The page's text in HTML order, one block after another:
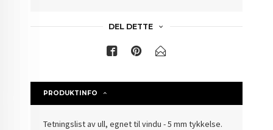
DEL DETTE
PRODUKTINFO
Tetningslist av ull, egnet til vindu - 5 mm tykkelse.